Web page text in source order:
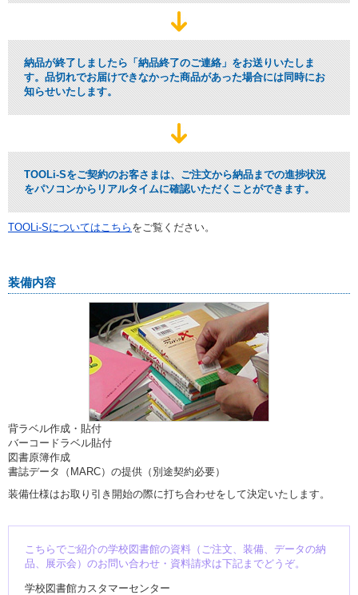
納品が終了しましたら「納品終了のご連絡」をお送りいたしま
す。品切れでお届けできなかった商品があった場合には同時にお
知らせいたします。
TOOLi-Sをご契約のお客さまは、ご注文から納品までの進捗状況
をパソコンからリアルタイムに確認いただくことができます。
TOOLi-Sについてはこちら をご覧ください。
装備内容
背ラベル作成・貼付
バーコードラベル貼付
図書原簿作成
書誌データ（MARC）の提供（別途契約必要）
装備仕様はお取り引き開始の際に打ち合わせをして決定いたします。
こちらでご紹介の学校図書館の資料（ご注文、装備、データの納
品、展示会）のお問い合わせ・資料請求は下記までどうぞ。
学校図書館カスタマーセンター